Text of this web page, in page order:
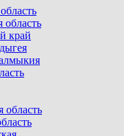
область
край
область